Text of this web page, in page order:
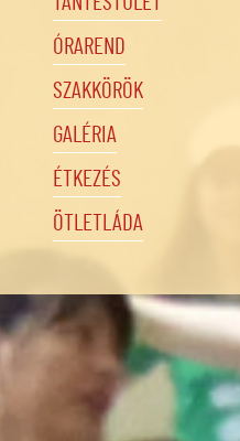
ÓRAREND
SZAKKÖRÖK
GALÉRIA
ÉTKEZÉS
ÖTLETLÁDA